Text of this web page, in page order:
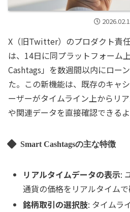
X（旧Twitter）のプロダクト責
は、14日に同プラットフォーム
Cashtags」を数週間以内にロー
た。この新機能は、既存のキャ
ーザーがタイムライン上からリ
や関連データを直接確認できるよ
Smart Cashtagsの主な特徴
リアルタイムデータの表示:
通貨の価格をリアルタイムで
銘柄取引の選択肢: タイムラ